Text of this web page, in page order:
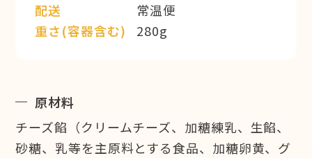
配送
常温便
重さ(容器含む)
280g
原材料
チーズ餡（クリームチーズ、加糖練乳、生餡、
砂糖、乳等を主原料とする食品、加糖卵黄、グ